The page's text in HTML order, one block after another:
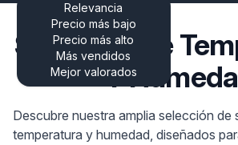
Relevancia
Precio más bajo
Precio más alto
Más vendidos
Mejor valorados
Sensores De
Y
Descubre nuestra amplia selección de
temperatura y humedad, diseñados